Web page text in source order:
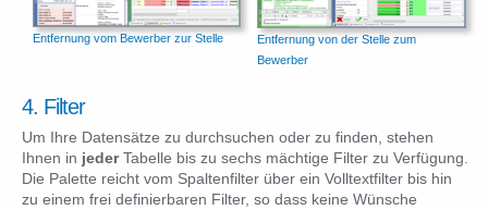
Entfernung vom Bewerber zur Stelle
Entfernung von der Stelle zum
Bewerber
4. Filter
Um Ihre Datensätze zu durchsuchen oder zu finden, stehen
Ihnen in jederTabelle bis zu sechs mächtige Filter zu Verfügung.
Die Palette reicht vom Spaltenfilter über ein Volltextfilter bis hin
zu einem frei definierbaren Filter, so dass keine Wünsche